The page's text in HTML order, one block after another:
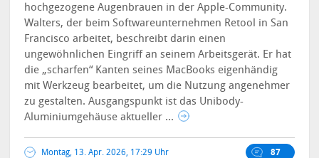
hochgezogene Augenbrauen in der Apple-Community.
Walters, der beim Softwareunternehmen Retool in San
Francisco arbeitet, beschreibt darin einen
ungewöhnlichen Eingriff an seinem Arbeitsgerät. Er hat
die „scharfen“ Kanten seines MacBooks eigenhändig
mit Werkzeug bearbeitet, um die Nutzung angenehmer
zu gestalten. Ausgangspunkt ist das Unibody-
Aluminiumgehäuse aktueller ...
Montag, 13. Apr. 2026, 17:29 Uhr 87